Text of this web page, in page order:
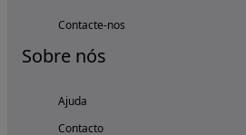
Contacte-nos
Sobre nós
Ajuda
Contacto